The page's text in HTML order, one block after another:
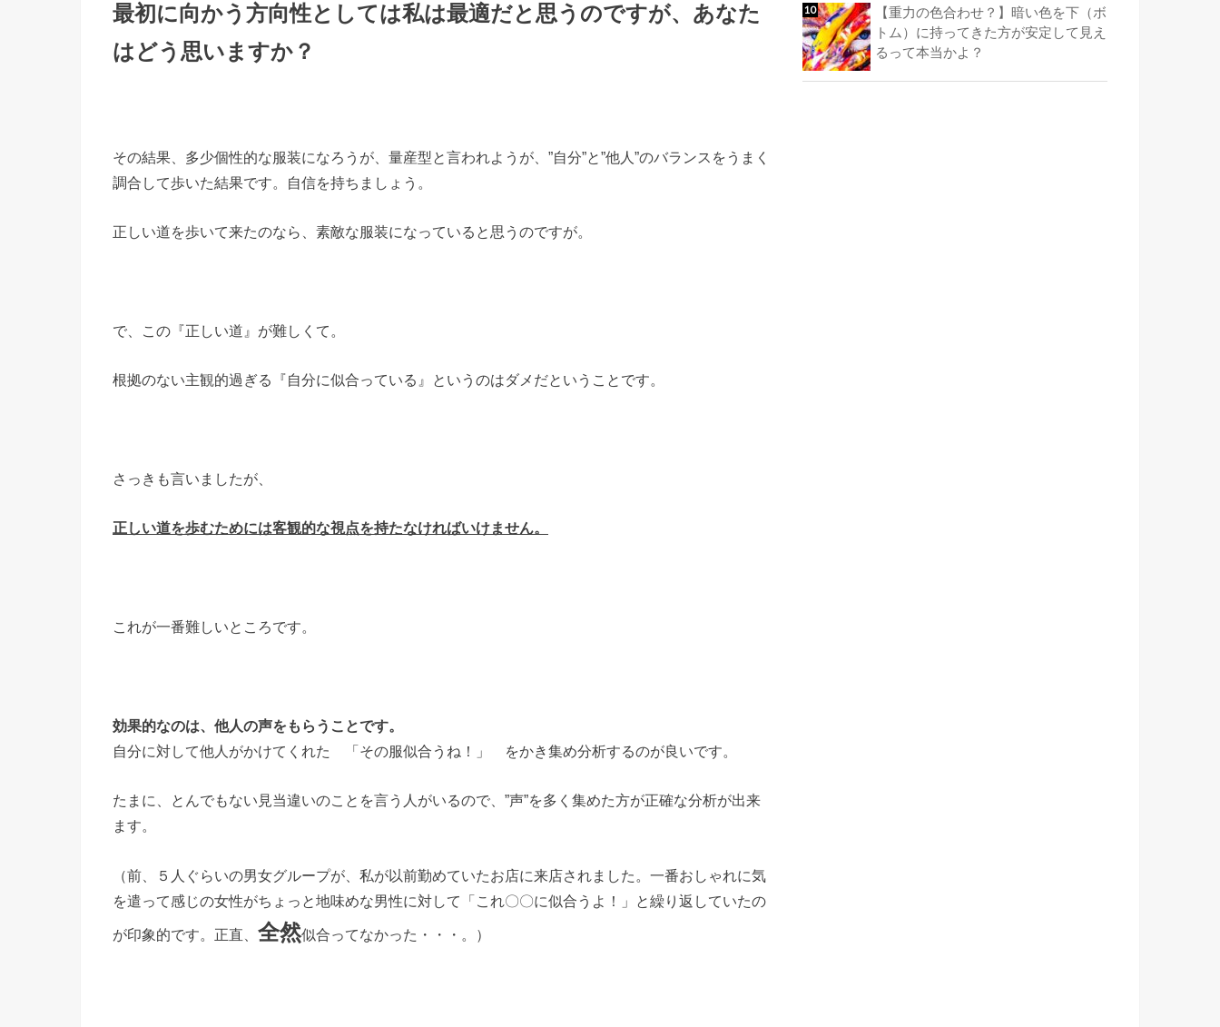
最初に向かう方向性としては私は最適だと思うのですが、あなた
はどう思いますか？
その結果、多少個性的な服装になろうが、量産型と言われようが、”自分”と”他人”のバランスをうまく
調合して歩いた結果です。自信を持ちましょう。
正しい道を歩いて来たのなら、素敵な服装になっていると思うのですが。
で、この『正しい道』が難しくて。
根拠のない主観的過ぎる『自分に似合っている』というのはダメだということです。
さっきも言いましたが、
正しい道を歩むためには客観的な視点を持たなければいけません。
これが一番難しいところです。
効果的なのは、他人の声をもらうことです。
自分に対して他人がかけてくれた 「その服似合うね！」 をかき集め分析するのが良いです。
たまに、とんでもない見当違いのことを言う人がいるので、”声”を多く集めた方が正確な分析が出来
ます。
（前、５人ぐらいの男女グループが、私が以前勤めていたお店に来店されました。一番おしゃれに気
を遣って感じの女性がちょっと地味めな男性に対して「これ〇〇に似合うよ！」と繰り返していたの
が印象的です。正直、 全然似合ってなかった・・・。）
【重力の色合わせ？】暗い色を下（ボ
トム）に持ってきた方が安定して見え
るって本当かよ？